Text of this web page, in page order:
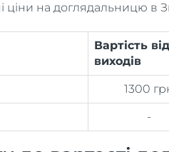
ціни на доглядальницю в
Вартість
виходів
1300
-